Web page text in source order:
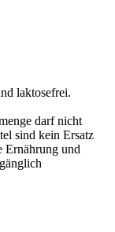
laktosefrei.
darf nicht
sind kein Ersatz
Ernährung und